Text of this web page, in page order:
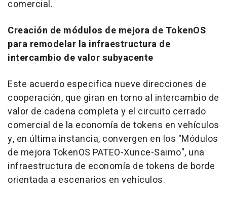
comercial.
Creación de módulos de mejora de TokenOS
para remodelar la infraestructura de
intercambio de valor subyacente
Este acuerdo especifica nueve direcciones de
cooperación, que giran en torno al intercambio de
valor de cadena completa y el circuito cerrado
comercial de la economía de tokens en vehículos
y, en última instancia, convergen en los "Módulos
de mejora TokenOS PATEO-Xunce-Saimo", una
infraestructura de economía de tokens de borde
orientada a escenarios en vehículos.